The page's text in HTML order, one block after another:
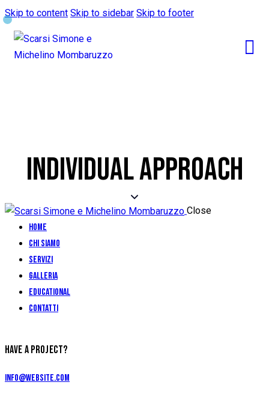
Skip to content Skip to sidebar Skip to footer
INDIVIDUAL APPROACH
Close
Home
Chi siamo
Servizi
Galleria
Educational
Contatti
HAVE A PROJECT?
info@website.com